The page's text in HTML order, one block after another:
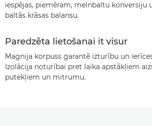
iespējas, piemēram, melnbaltu konversiju
baltās krāsas balansu.
Paredzēta lietošanai it visur
Magnija korpuss garantē izturību un
Izolācija noturībai pret laika apstākļiem
putekļiem un mitrumu.